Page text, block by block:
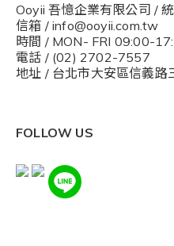
Ooyii 吾憶企業有限公司 /
信箱 / info@ooyii.com.tw
時間 / MON- FRI 09:00-
電話 / (02) 2702-7557
地址 / 台北市大安區信義
FOLLOW US